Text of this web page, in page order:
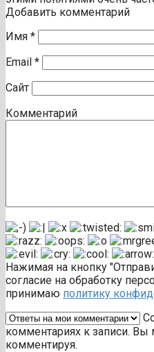
Добавить комментарий
Имя *
Email *
Сайт
Комментарий
Нажимая на кнопку
согласие на обработку
принимаю политику
комментариях к записи. Вы
комментируя.